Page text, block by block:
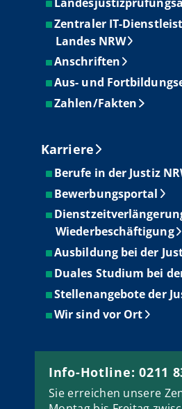
Zentraler IT-
Landes NRW
Anschriften
Aus- und
Zahlen/Fakten
Karriere
Berufe in der Justiz
Bewerbungsportal
Wiederbeschäftigung
Ausbildung bei der
Duales Studium bei
Stellenangebote der
Wir sind vor Ort
Info-Hotline: 0211
Sie erreichen unsere